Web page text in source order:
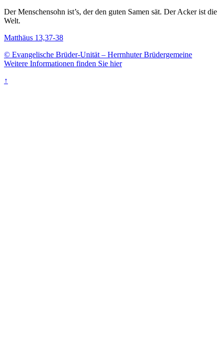
Der Menschensohn ist’s, der den guten Samen sät. Der Acker ist die
Welt.
Matthäus 13,37-38
© Evangelische Brüder-Unität – Herrnhuter Brüdergemeine
Weitere Informationen finden Sie hier
↑